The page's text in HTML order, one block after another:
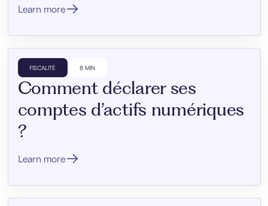
Learn more
FISCALITÉ 8 MIN
Comment déclarer ses
comptes d’actifs numériques
?
Learn more